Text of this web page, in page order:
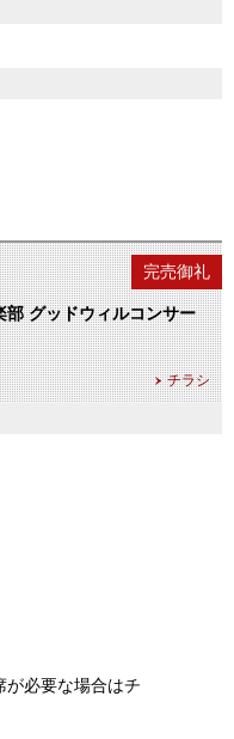
部 グッドウィルコンサー
チラシ
公演終了
完売御礼
必要な場合はチ